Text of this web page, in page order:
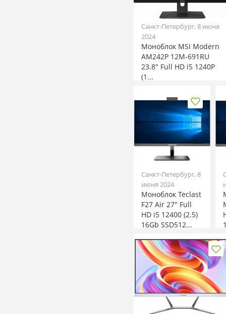
Санкт-Петербург, 8 июня
2024
Моноблок MSI Modern
AM242P 12M-691RU
23.8" Full HD i5 1240P
(1...
Санкт-Петербург, 8
июня 2024
Моноблок Teclast
F27 Air 27" Full
HD i5 12400 (2.5)
16Gb SSD512...